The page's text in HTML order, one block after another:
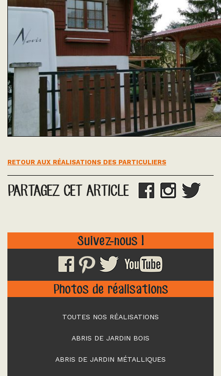
RETOUR AUX RÉALISATIONS DES PARTICULIERS
PARTAGEZ CET ARTICLE
Suivez-nous !
Photos de réalisations
TOUTES NOS RÉALISATIONS
ABRIS DE JARDIN BOIS
ABRIS DE JARDIN MÉTALLIQUES